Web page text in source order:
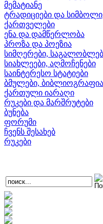
მემატიანე
ტრადიციები და
ქართველები
ენა და დამწერლობა
პროზა და პოეზია
სიმღერები,
სიახლეები, აღმოჩენები
საინტერესო სტატიები
ბმულები, ბიბლიოგრაფია
ქართული იარაღი
რუკები და მარშრუტები
ბუნება
ფორუმი
ჩვენს შესახებ
რუკები